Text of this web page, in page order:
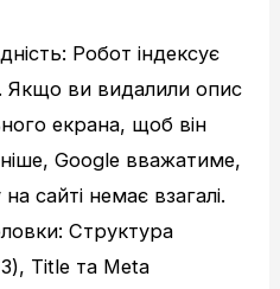
Робот індексує
Якщо ви видалили опис
екрана, щоб він
Google вважатиме,
сайті немає взагалі.
Структура
Title та Meta